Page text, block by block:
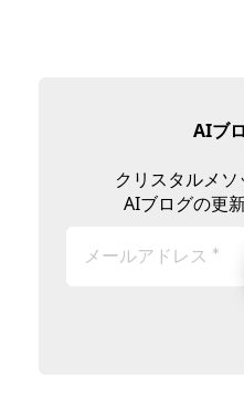
AIブ
クリスタルメ
AIブログの更